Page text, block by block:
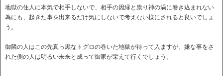
地獄の住人に本気で相手しないで、相手の因縁と祟り神の渦に巻き込まれない
為にも、起きた事を出来るだけ気にしないで考えない様にされると良いでしょ
う。
御隣の人はこの先真っ黒なトグロの巻いた地獄が待って入ますが、嫌な事をさ
れた側の人は明るい未来と成って御家が栄えて行くでしょう。